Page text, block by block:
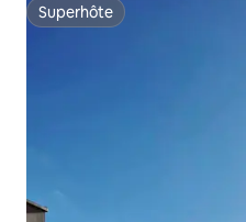
Superhôte
Superhôte